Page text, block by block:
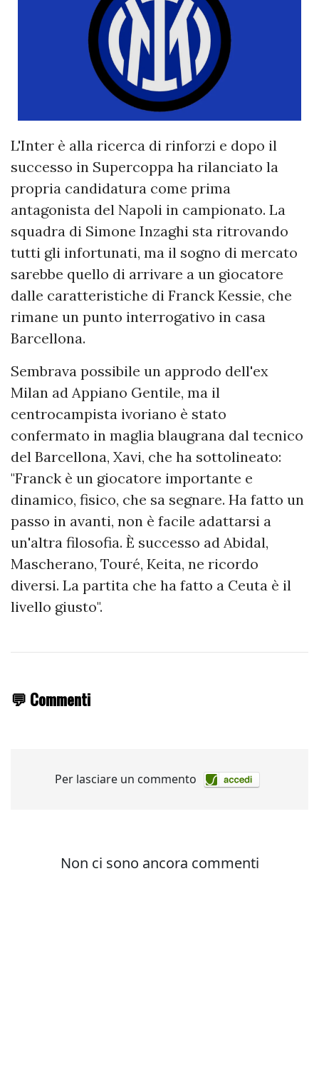
L'Inter è alla ricerca di rinforzi e dopo il
successo in Supercoppa ha rilanciato la
propria candidatura come prima
antagonista del Napoli in campionato. La
squadra di Simone Inzaghi sta ritrovando
tutti gli infortunati, ma il sogno di mercato
sarebbe quello di arrivare a un giocatore
dalle caratteristiche di Franck Kessie, che
rimane un punto interrogativo in casa
Barcellona.
Sembrava possibile un approdo dell'ex
Milan ad Appiano Gentile, ma il
centrocampista ivoriano è stato
confermato in maglia blaugrana dal tecnico
del Barcellona, Xavi, che ha sottolineato:
"Franck è un giocatore importante e
dinamico, fisico, che sa segnare. Ha fatto un
passo in avanti, non è facile adattarsi a
un'altra filosofia. È successo ad Abidal,
Mascherano, Touré, Keita, ne ricordo
diversi. La partita che ha fatto a Ceuta è il
livello giusto".
💬 Commenti